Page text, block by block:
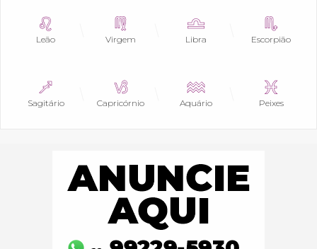
Leão Virgem Libra Escorpião
Sagitário Capricórnio Aquário Peixes